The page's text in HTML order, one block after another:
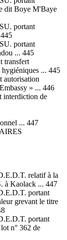
dit Boye M'Baye
portant
portant
... 445
transfert
... 445
autorisation
» ... 446
interdiction de
... 447
relatif à la
à Kaolack ... 447
portant
grevant le titre
portant
n° 362 de